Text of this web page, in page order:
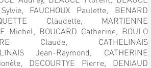
FAUCHOUX Paulette, BENARD
Claudette, MARTIENNE
Michel, BOUCARD Catherine, BOULO
Claude, CATHELINAIS
Jean-Raymond, CATHERINE
DECOURTYE Pierre, DENIAUD